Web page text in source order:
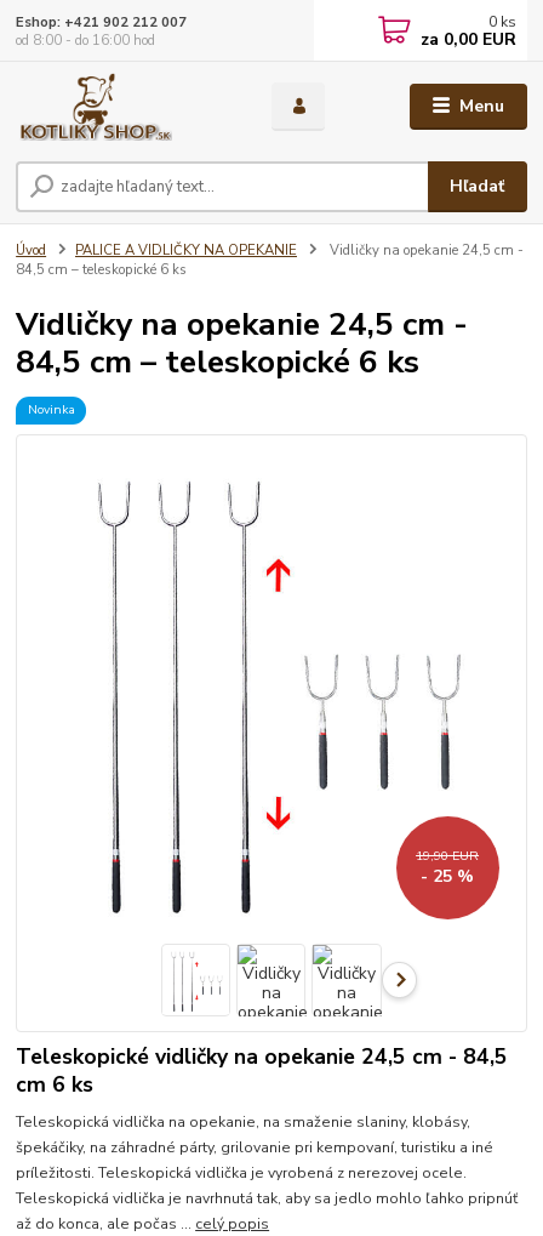
Menu
Hľadať
Eshop: +421 902 212 007
od 8:00 - do 16:00 hod
0 ks
za 0,00 EUR
Úvod PALICE A VIDLIČKY NA OPEKANIE
Vidličky na opekanie 24,5 cm -
84,5 cm – teleskopické 6 ks
Vidličky na opekanie 24,5 cm -
84,5 cm – teleskopické 6 ks
Novinka
19,90 EUR
- 25 %
Teleskopické vidličky na opekanie 24,5 cm - 84,5
cm 6 ks
Teleskopická vidlička na opekanie, na smaženie slaniny, klobásy,
špekáčiky, na záhradné párty, grilovanie pri kempovaní, turistiku a iné
príležitosti. Teleskopická vidlička je vyrobená z nerezovej ocele.
Teleskopická vidlička je navrhnutá tak, aby sa jedlo mohlo ľahko pripnúť
až do konca, ale počas ... celý popis